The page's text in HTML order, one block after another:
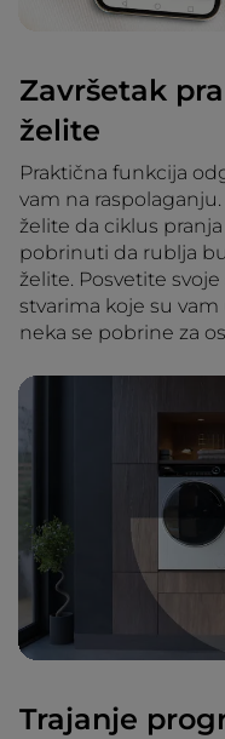
Završetak
želite
Praktična funkcija
vam na
želite da ciklus
pobrinuti da rublja
želite. Posvetite
stvarima koje su
neka se pobrine za
Trajanje